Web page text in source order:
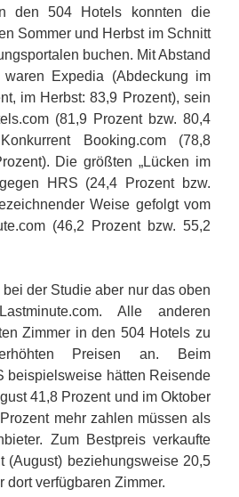
den 504 Hotels konnten die
Sommer und Herbst im Schnitt
buchen. Mit Abstand
waren Expedia (Abdeckung im
im Herbst: 83,9 Prozent), sein
(81,9 Prozent bzw. 80,4
Booking.com (78,8
Die größten „Lücken im
HRS (24,4 Prozent bzw.
Weise gefolgt vom
(46,2 Prozent bzw. 55,2
der Studie aber nur das oben
Alle anderen
Zimmer in den 504 Hotels zu
Preisen an. Beim
beispielsweise hätten Reisende
41,8 Prozent und im Oktober
mehr zahlen müssen als
Zum Bestpreis verkaufte
(August) beziehungsweise 20,5
dort verfügbaren Zimmer.